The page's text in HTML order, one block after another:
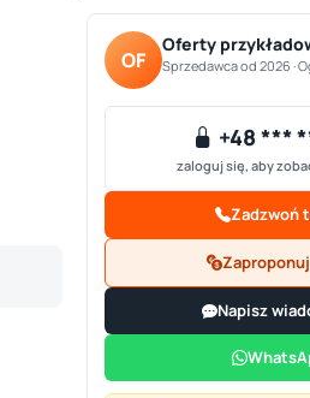
OF
Oferty
Sprzedawca od 2026 ·
+48 ***
zaloguj się, aby
Zadzwoń
Napisz